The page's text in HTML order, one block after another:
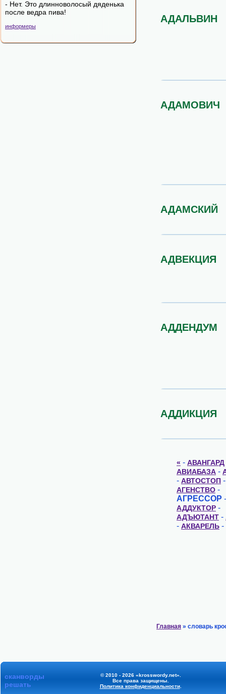
- Нет. Это длинноволосый дяденька
после ведра пива!
информеры
АДАЛЬВИН
АДАМОВИЧ
АДАМСКИЙ
АДВЕКЦИЯ
АДДЕНДУМ
АДДИКЦИЯ
« - АВАНГАРД
АВИАБАЗА -
- АВТОСТОП -
АГЕНСТВО -
АГРЕССОР -
АДДУКТОР -
АДЪЮТАНТ -
- АКВАРЕЛЬ -
Главная » словарь
сканворды
решать
© 2010 - 2026 «krosswordy.net».
Все права защищены.
Политика конфиденциальности.